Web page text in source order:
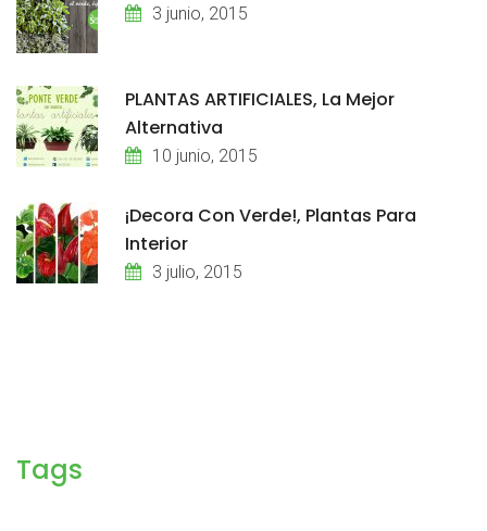
3 junio, 2015
PLANTAS ARTIFICIALES, La Mejor
Alternativa
10 junio, 2015
¡Decora Con Verde!, Plantas Para
Interior
3 julio, 2015
Tags